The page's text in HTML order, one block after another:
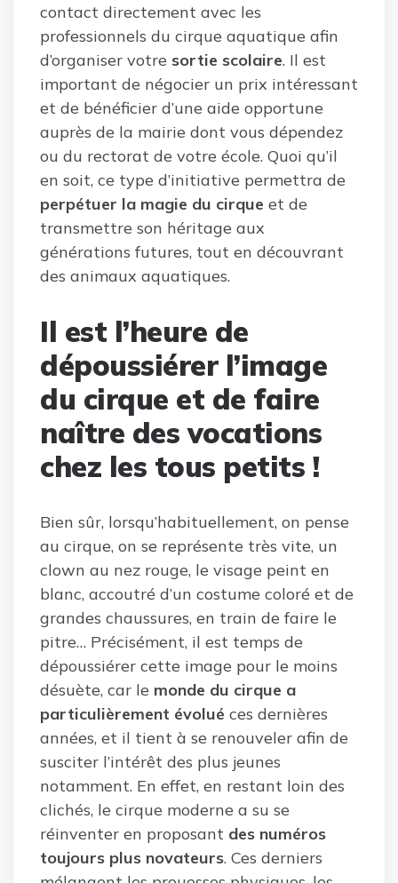
contact directement avec les
professionnels du cirque aquatique afin
d’organiser votre sortie scolaire. Il est
important de négocier un prix intéressant
et de bénéficier d’une aide opportune
auprès de la mairie dont vous dépendez
ou du rectorat de votre école. Quoi qu’il
en soit, ce type d’initiative permettra de
perpétuer la magie du cirque et de
transmettre son héritage aux
générations futures, tout en découvrant
des animaux aquatiques.
Il est l’heure de
dépoussiérer l’image
du cirque et de faire
naître des vocations
chez les tous petits !
Bien sûr, lorsqu’habituellement, on pense
au cirque, on se représente très vite, un
clown au nez rouge, le visage peint en
blanc, accoutré d’un costume coloré et de
grandes chaussures, en train de faire le
pitre… Précisément, il est temps de
dépoussiérer cette image pour le moins
désuète, car le monde du cirque a
particulièrement évolué ces dernières
années, et il tient à se renouveler afin de
susciter l’intérêt des plus jeunes
notamment. En effet, en restant loin des
clichés, le cirque moderne a su se
réinventer en proposant des numéros
toujours plus novateurs. Ces derniers